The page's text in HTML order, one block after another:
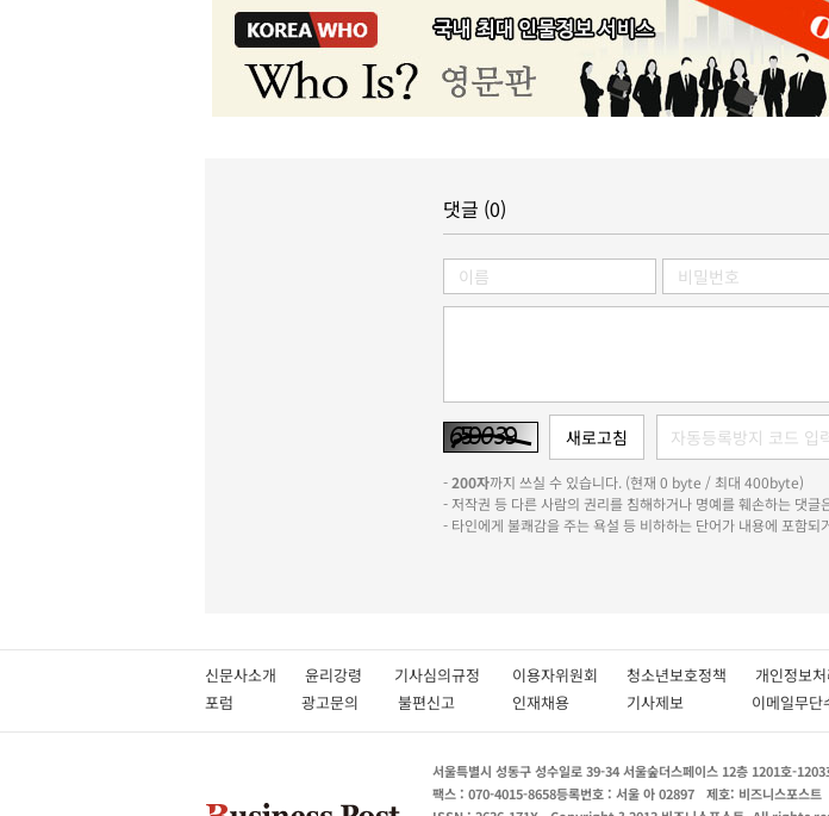
댓글 (0)
-200자까지 쓰실 수 있습니다. (현재 0 byte / 최대 400byte)
- 저작권 등 다른 사람의 권리를 침해하거나 명예를 훼손하는 댓
- 타인에게 불쾌감을 주는 욕설 등 비하하는 단어가 내용에 포함
신문사소개 윤리강령 기사심의규정 이용자위원회 청소년보호정책 개인정
포럼
광고문의 불편신고 인재채용 기사제보 이메일무단
서울특별시 성동구 성수일로 39-34 서울숲더스페이스 12층 1201호-1203
팩스 : 070-4015-8658등록번호 : 서울 아 02897 제호: 비즈니스포스트